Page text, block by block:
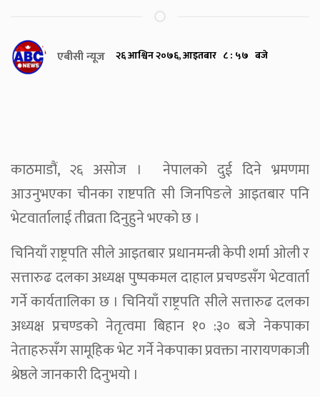
एबीसी न्यूज २६ आश्विन २०७६, आइतबार ८ : ५७ बजे
काठमाडौं, २६ असोज । नेपालको दुई दिने भ्रमणमा
आउनुभएका चीनका राष्टपति सी जिनपिङले आइतबार पनि
भेटवार्तालाई तीव्रता दिनुहुने भएको छ ।
चिनियाँ राष्ट्रपति सीले आइतबार प्रधानमन्त्री केपी शर्मा ओली र
सत्तारुढ दलका अध्यक्ष पुष्पकमल दाहाल प्रचण्डसँग भेटवार्ता
गर्ने कार्यतालिका छ । चिनियाँ राष्ट्रपति सीले सत्तारुढ दलका
अध्यक्ष प्रचण्डको नेतृत्वमा बिहान १० :३० बजे नेकपाका
नेताहरुसँग सामूहिक भेट गर्ने नेकपाका प्रवक्ता नारायणकाजी
श्रेष्ठले जानकारी दिनुभयो ।